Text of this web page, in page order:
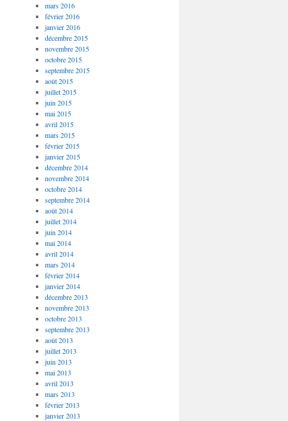
mars 2016
février 2016
janvier 2016
décembre 2015
novembre 2015
octobre 2015
septembre 2015
août 2015
juillet 2015
juin 2015
mai 2015
avril 2015
mars 2015
février 2015
janvier 2015
décembre 2014
novembre 2014
octobre 2014
septembre 2014
août 2014
juillet 2014
juin 2014
mai 2014
avril 2014
mars 2014
février 2014
janvier 2014
décembre 2013
novembre 2013
octobre 2013
septembre 2013
août 2013
juillet 2013
juin 2013
mai 2013
avril 2013
mars 2013
février 2013
janvier 2013